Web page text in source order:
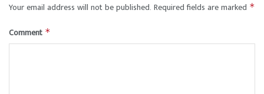
Your email address will not be published. Required fields are marked *
Comment *